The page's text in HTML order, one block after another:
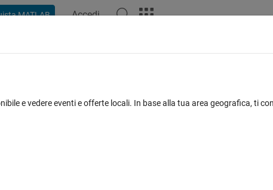
MATLAB Accedi
Accedi per
e vedere eventi e offerte locali. In base alla tua area geografica, ti